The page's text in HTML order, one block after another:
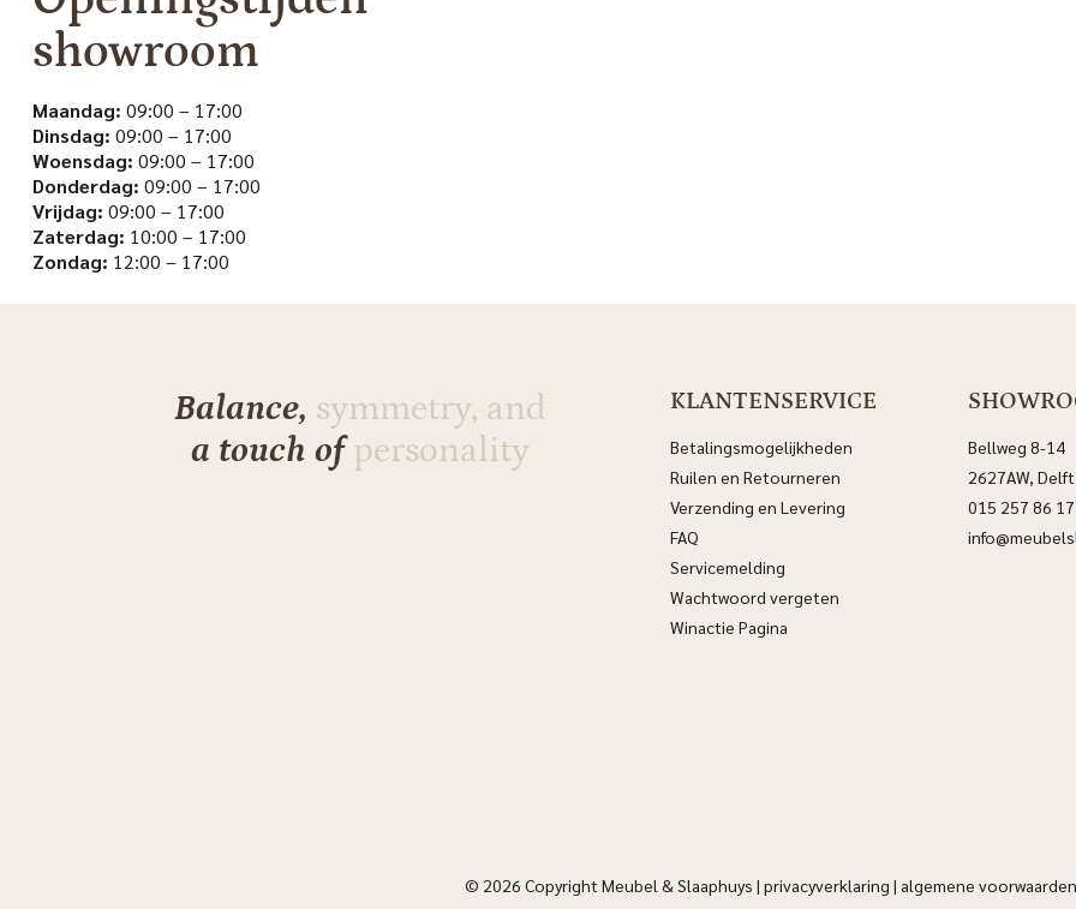
showroom
Maandag: 09:00 – 17:00
Dinsdag: 09:00 – 17:00
Woensdag: 09:00 – 17:00
Donderdag: 09:00 – 17:00
Vrijdag: 09:00 – 17:00
Zaterdag: 10:00 – 17:00
Zondag: 12:00 – 17:00
Balance, symmetry, and
a touch ofpersonality
KLANTENSERVICE
Betalingsmogelijkheden
Ruilen en Retourneren
Verzending en Levering
FAQ
Servicemelding
Wachtwoord vergeten
Winactie Pagina
Bellweg 8-14
2627AW, Delft
015 257 86 17
© 2026 Copyright Meubel & Slaaphuys |privacyverklaring | algemene